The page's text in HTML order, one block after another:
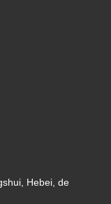
Hebei, de